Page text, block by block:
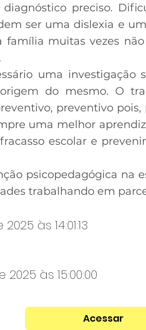
preciso.
ser uma dislexia e
muitas vezes
uma investigação
do mesmo. O
preventivo
uma melhor
escolar e
psicopedagógica na
trabalhando em
às 14:01:13
às 15:00:00
Acessar